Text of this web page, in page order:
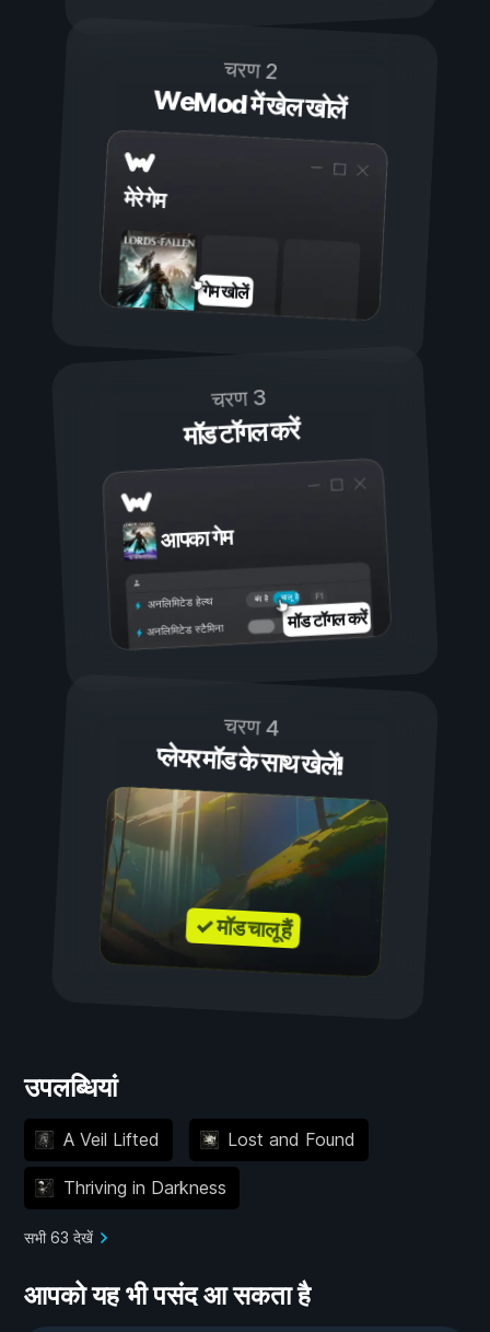
चरण 2
WeMod में खेल खोलें
मेरे गेम
गेम खोलें
चरण 3
मॉड टॉगल करें
आपका गेम
चालू है
बंद है
अनलिमिटेड हेल्थ
अनलिमिटेड स्टैमिना मॉड टॉगल करें
चरण 4
प्लेयर मॉड के साथ खेलें!
✓ मॉड चालू हैं
उपलब्धियां
A Veil Lifted Lost and Found
Thriving in Darkness
सभी 63 देखें
आपको यह भी पसंद आ सकता है